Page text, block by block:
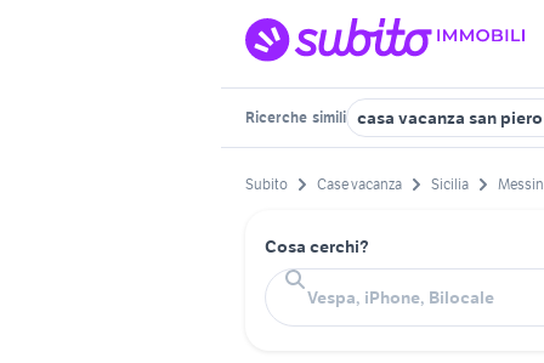
Ricerche simili casa vacanza san
Subito Case vacanza Sicilia
Cosa cerchi?